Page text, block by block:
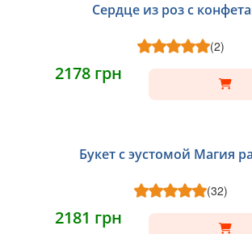
Сердце из роз с
(2)
2178 грн
Букет с эустомой Магия
(32)
2181 грн